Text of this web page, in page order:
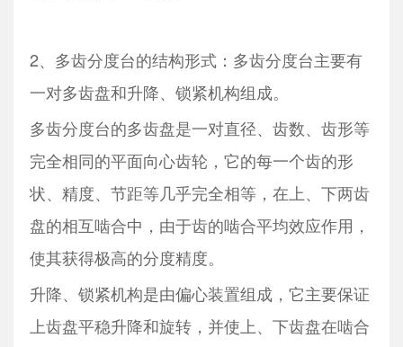
2、多齿分度台的结构形式：多齿分度台主要有
一对多齿盘和升降、锁紧机构组成。
多齿分度台的多齿盘是一对直径、齿数、齿形等
完全相同的平面向心齿轮，它的每一个齿的形
状、精度、节距等几乎完全相等，在上、下两齿
盘的相互啮合中，由于齿的啮合平均效应作用，
使其获得极高的分度精度。
升降、锁紧机构是由偏心装置组成，它主要保证
上齿盘平稳升降和旋转，并使上、下齿盘在啮合